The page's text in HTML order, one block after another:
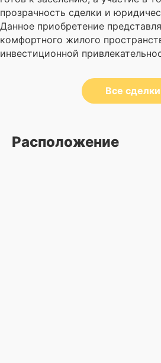
прозрачность сделки и
Данное приобретение
комфортного жилого
инвестиционной
Все сделки
Расположение